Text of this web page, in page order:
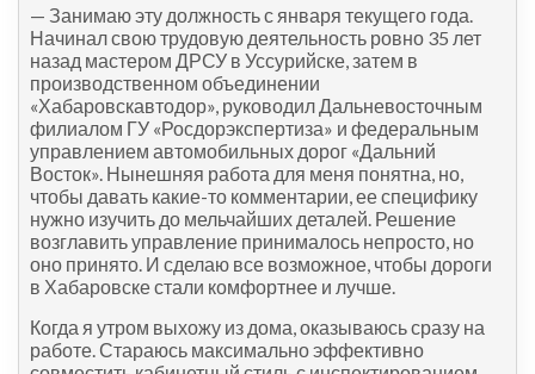
— Занимаю эту должность с января текущего года.
Начинал свою трудовую деятельность ровно 35 лет
назад мастером ДРСУ в Уссурийске, затем в
производственном объединении
«Хабаровскавтодор», руководил Дальневосточным
филиалом ГУ «Росдорэкспертиза» и федеральным
управлением автомобильных дорог «Дальний
Восток». Нынешняя работа для меня понятна, но,
чтобы давать какие-то комментарии, ее специфику
нужно изучить до мельчайших деталей. Решение
возглавить управление принималось непросто, но
оно принято. И сделаю все возможное, чтобы дороги
в Хабаровске стали комфортнее и лучше.
Когда я утром выхожу из дома, оказываюсь сразу на
работе. Стараюсь максимально эффективно